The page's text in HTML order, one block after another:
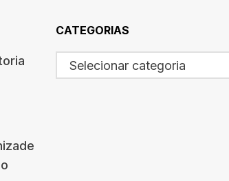
CATEGORIAS
Selecionar categoria